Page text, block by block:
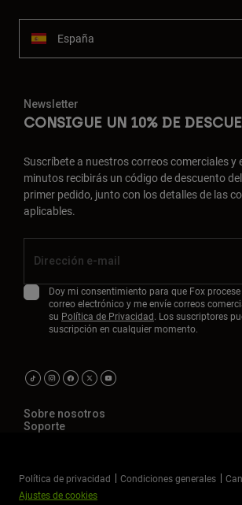
España
Newsletter
CONSIGUE UN 10% DE
Suscríbete a nuestros correos comerciales y
minutos recibirás un código de descuento
primer pedido, junto con los detalles de las
aplicables.
Doy mi consentimiento para que Fox
correo electrónico y me envíe correos
su Política de Privacidad. Los suscriptores
suscripción en cualquier momento.
Sobre nosotros
Soporte
Política de privacidad Condiciones generales
Ajustes de cookies